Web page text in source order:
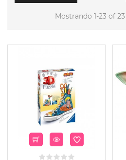
Mostrando 1-23 of